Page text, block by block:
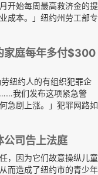
开始每周最高救济金的提
成本。」纽约州劳工部专
家庭每年多付$300
纽约人的有组织犯罪企
我们发布这项紧急警
急剧上涨。」犯罪网路如
公司告上法庭
，因为它们故意操纵儿童
而造成了纽约市的青少年